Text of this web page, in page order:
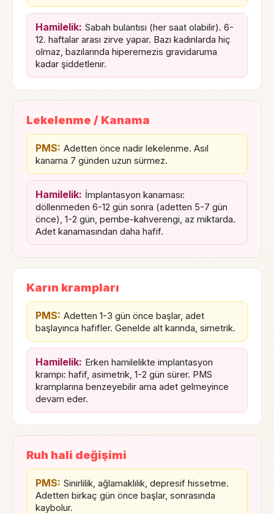
Hamilelik: Sabah bulantısı (her saat olabilir). 6-
12. haftalar arası zirve yapar. Bazı kadınlarda hiç
olmaz, bazılarında hiperemezis gravidaruma
kadar şiddetlenir.
Lekelenme / Kanama
PMS: Adetten önce nadir lekelenme. Asıl
kanama 7 günden uzun sürmez.
Hamilelik: İmplantasyon kanaması:
döllenmeden 6-12 gün sonra (adetten 5-7 gün
önce), 1-2 gün, pembe-kahverengi, az miktarda.
Adet kanamasından daha hafif.
Karın krampları
PMS: Adetten 1-3 gün önce başlar, adet
başlayınca hafifler. Genelde alt karında, simetrik.
Hamilelik: Erken hamilelikte implantasyon
krampı: hafif, asimetrik, 1-2 gün sürer. PMS
kramplarına benzeyebilir ama adet gelmeyince
devam eder.
Ruh hali değişimi
PMS: Sinirlilik, ağlamaklılık, depresif hissetme.
Adetten birkaç gün önce başlar, sonrasında
kaybolur.